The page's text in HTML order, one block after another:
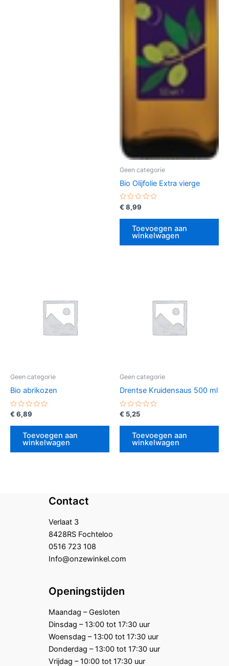
Geen categorie
Bio Olijfolie Extra vierge
Gewaardeerd
0
uit
€ 8,99
Toevoegen aan
winkelwagen
Geen categorie
Bio abrikozen
Gewaardeerd
uit
€ 6,89
Toevoegen aan
winkelwagen
Geen categorie
Drentse Kruidensaus 500 ml
Gewaardeerd
uit
€ 5,25
Toevoegen aan
winkelwagen
Contact
Verlaat 3
8428RS Fochteloo
0516 723 108
Info@onzewinkel.com
Openingstijden
Maandag – Gesloten
Dinsdag – 13:00 tot 17:30 uur
Woensdag – 13:00 tot 17:30 uur
Donderdag – 13:00 tot 17:30 uur
Vrijdag – 10:00 tot 17:30 uur